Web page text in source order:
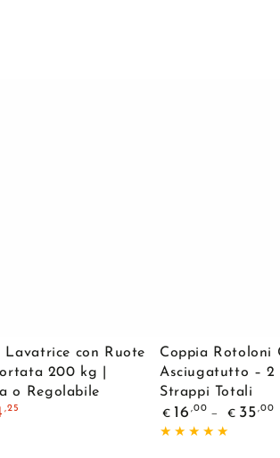
Lavatrice con Ruote
200 kg |
o Regolabile
,25
Coppia
Rotoloni
Carta
da
Coppia Rotoloni
Asciugatutto –
Strappi Totali
Prezzo
regolare
€ 16 ,00
€ 35,00